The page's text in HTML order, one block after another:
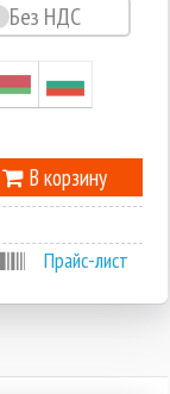
Без НДС
В корзину
Прайс-лист